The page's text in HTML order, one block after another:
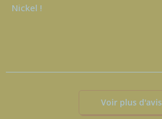
Nickel !
Voir plus d'avis